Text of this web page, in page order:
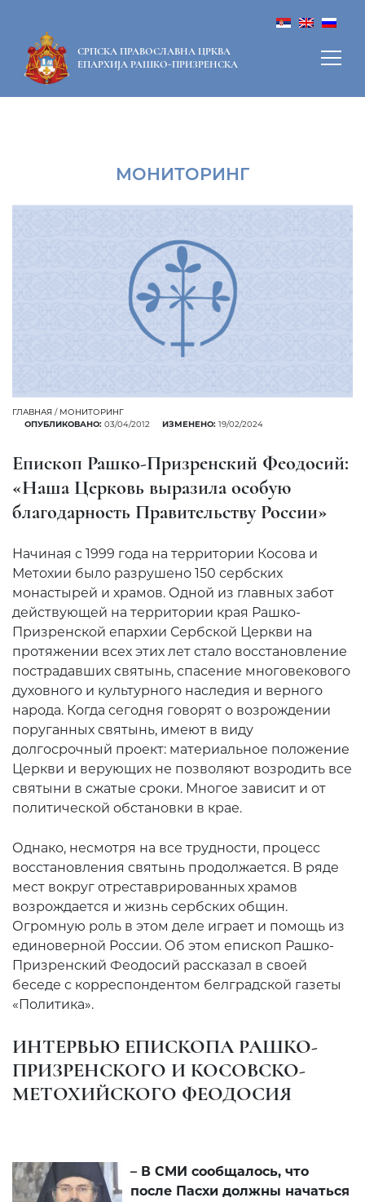
СРПСКА ПРАВОСЛАВНА ЦРКВА
ЕПАРХИЈА РАШКО-ПРИЗРЕНСКА
МОНИТОРИНГ
ГЛАВНАЯ / МОНИТОРИНГ
ОПУБЛИКОВАНО: 03/04/2012 ИЗМЕНЕНО: 19/02/2024
Епископ Рашко-Призренский Феодосий:
«Наша Церковь выразила особую
благодарность Правительству России»
Начиная с 1999 года на территории Косова и
Метохии было разрушено 150 сербских
монастырей и храмов. Одной из главных забот
действующей на территории края Рашко-
Призренской епархии Сербской Церкви на
протяжении всех этих лет стало восстановление
пострадавших святынь, спасение многовекового
духовного и культурного наследия и верного
народа. Когда сегодня говорят о возрождении
поруганных святынь, имеют в виду
долгосрочный проект: материальное положение
Церкви и верующих не позволяют возродить все
святыни в сжатые сроки. Многое зависит и от
политической обстановки в крае.
Однако, несмотря на все трудности, процесс
восстановления святынь продолжается. В ряде
мест вокруг отреставрированных храмов
возрождается и жизнь сербских общин.
Огромную роль в этом деле играет и помощь из
единоверной России. Об этом епископ Рашко-
Призренский Феодосий рассказал в своей
беседе с корреспондентом белградской газеты
«Политика».
ИНТЕРВЬЮ ЕПИСКОПА РАШКО-
ПРИЗРЕНСКОГО И КОСОВСКО-
МЕТОХИЙСКОГО ФЕОДОСИЯ
– В СМИ сообщалось, что
после Пасхи должны начаться